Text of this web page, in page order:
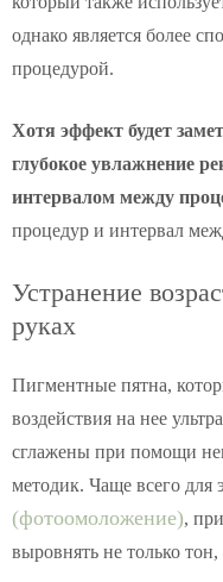
однако является более
процедурой.
Хотя эффект будет
глубокое увлажнение
интервалом между
процедур и интервал
Устранение
руках
Пигментные пятна,
воздействия на нее
сглажены при помощи
методик. Чаще всего для
(фотоомоложение),
выровнять не только